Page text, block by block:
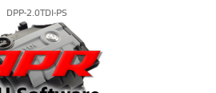
DPP-2.0TDI-PS